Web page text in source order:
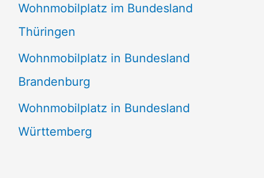
Wohnmobilplatz im Bundesland
Thüringen
Wohnmobilplatz in Bundesland
Brandenburg
Wohnmobilplatz in Bundesland
Württemberg